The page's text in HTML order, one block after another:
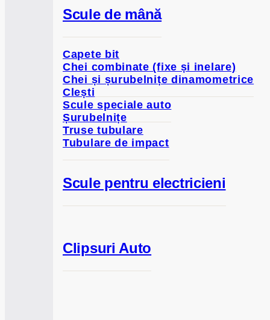
Scule de mână
Capete bit
Chei combinate (fixe și inelare)
Chei și șurubelnițe dinamometrice
Clești
Scule speciale auto
Șurubelnițe
Truse tubulare
Tubulare de impact
Scule pentru electricieni
Clipsuri Auto